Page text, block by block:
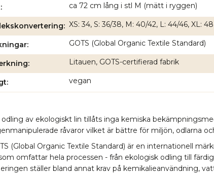
ca 72 cm lång i stl M (mätt i ryggen)
XS: 34, S: 36/38, M: 40/42, L: 44/46, XL: 48
GOTS (Global Organic Textile Standard)
Litauen, GOTS-certifierad fabrik
vegan
av ekologiskt lin tillåts inga kemiska
råvaror vilket är bättre för miljön, odlarna
(Global Organic Textile Standard) är en internationell
omfattar hela processen - från ekologisk odling till
ställer bland annat krav på kemikalieanvändning,